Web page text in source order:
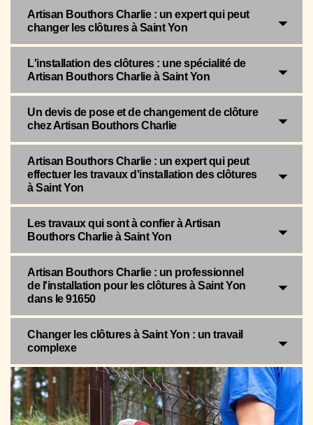
Artisan Bouthors Charlie : un expert qui peut
changer les clôtures à Saint Yon
L'installation des clôtures : une spécialité de
Artisan Bouthors Charlie à Saint Yon
Un devis de pose et de changement de clôture
chez Artisan Bouthors Charlie
Artisan Bouthors Charlie : un expert qui peut
effectuer les travaux d'installation des clôtures
à Saint Yon
Les travaux qui sont à confier à Artisan
Bouthors Charlie à Saint Yon
Artisan Bouthors Charlie : un professionnel
de l'installation pour les clôtures à Saint Yon
dans le 91650
Changer les clôtures à Saint Yon : un travail
complexe